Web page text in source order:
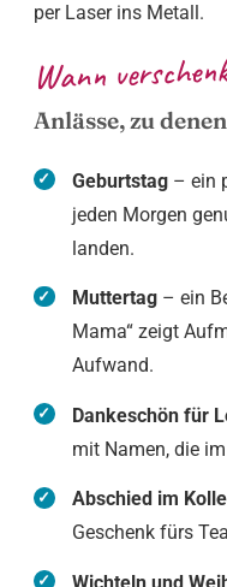
seine Form über
Wann
Geburtstag– ein
jeden Morgen
Muttertag– ein
Mama“ zeigt
Dankeschön für
Abschied im